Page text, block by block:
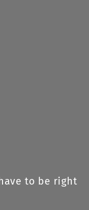
to be right